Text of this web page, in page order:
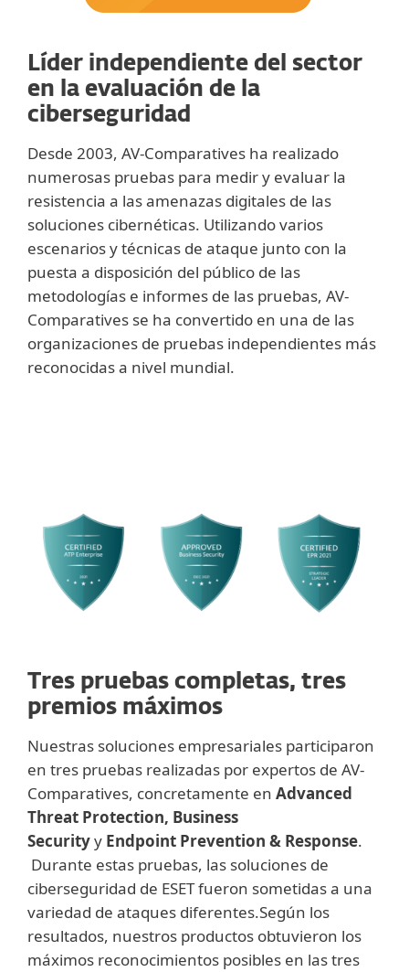
Líder independiente del sector
en la evaluación de la
ciberseguridad
Desde 2003, AV-Comparatives ha realizado
numerosas pruebas para medir y evaluar la
resistencia a las amenazas digitales de las
soluciones cibernéticas. Utilizando varios
escenarios y técnicas de ataque junto con la
puesta a disposición del público de las
metodologías e informes de las pruebas, AV-
Comparatives se ha convertido en una de las
organizaciones de pruebas independientes más
reconocidas a nivel mundial.
Tres pruebas completas, tres
premios máximos
Nuestras soluciones empresariales participaron
en tres pruebas realizadas por expertos de AV-
Comparatives, concretamente en Advanced
Threat Protection, Business
Securityy Endpoint Prevention & Response.
Durante estas pruebas, las soluciones de
ciberseguridad de ESET fueron sometidas a una
variedad de ataques diferentes.Según los
resultados, nuestros productos obtuvieron los
máximos reconocimientos posibles en las tres